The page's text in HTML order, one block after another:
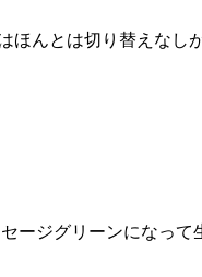
んとは切り替えなし
ージグリーンになっ